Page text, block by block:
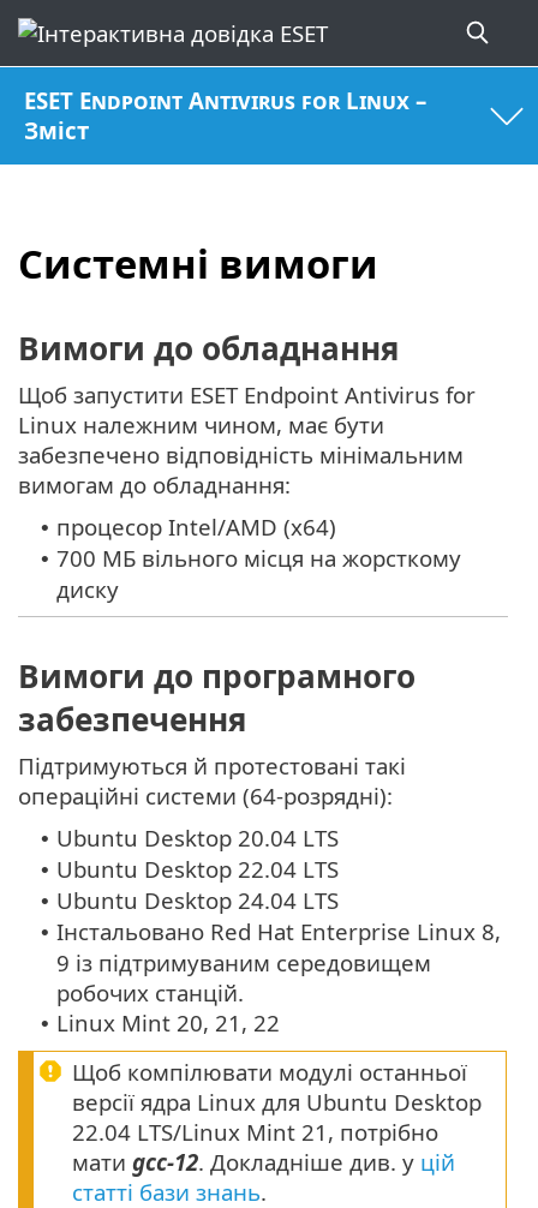
ESET Endpoint Antivirus for Linux –
Зміст
Системні вимоги
Вимоги до обладнання
Щоб запустити ESET Endpoint Antivirus for
Linux належним чином, має бути
забезпечено відповідність мінімальним
вимогам до обладнання:
• процесор Intel/AMD (x64)
• 700 МБ вільного місця на жорсткому
диску
Вимоги до програмного
забезпечення
Підтримуються й протестовані такі
операційні системи (64-розрядні):
• Ubuntu Desktop 20.04 LTS
• Ubuntu Desktop 22.04 LTS
• Ubuntu Desktop 24.04 LTS
• Інстальовано Red Hat Enterprise Linux 8,
9 із підтримуваним середовищем
робочих станцій.
• Linux Mint 20, 21, 22
Щоб компілювати модулі останньої
версії ядра Linux для Ubuntu Desktop
22.04 LTS/Linux Mint 21, потрібно
мати gcc-12. Докладніше див. у цій
статті бази знань.